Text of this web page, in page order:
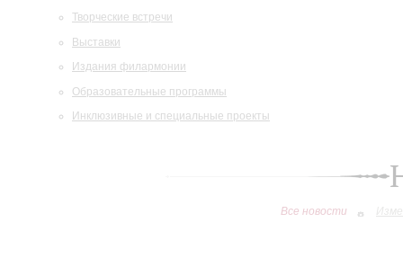
Творческие встречи
Выставки
Издания филармонии
Образовательные программы
Инклюзивные и специальные проекты
Все новости